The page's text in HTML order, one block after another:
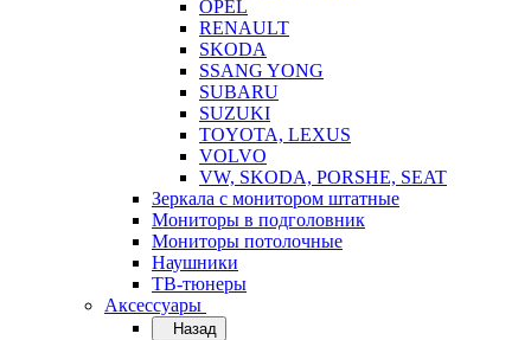
OPEL
RENAULT
SKODA
SSANG YONG
SUBARU
SUZUKI
TOYOTA, LEXUS
VOLVO
VW, SKODA, PORSHE, SEAT
Зеркала с монитором штатные
Мониторы в подголовник
Мониторы потолочные
Наушники
ТВ-тюнеры
Аксессуары
Назад